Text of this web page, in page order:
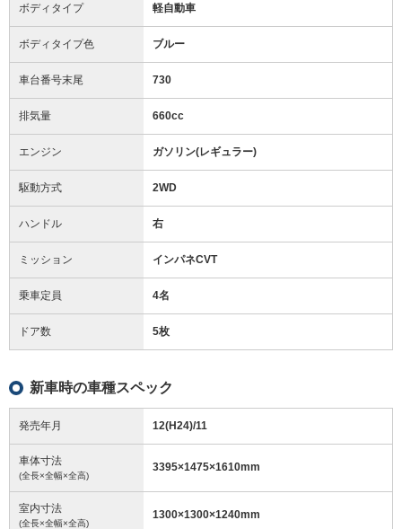
ボディタイプ 軽自動車
ボディタイプ色 ブルー
車台番号末尾 730
排気量 660cc
エンジン ガソリン(レギュラー)
駆動方式 2WD
ハンドル 右
ミッション インパネCVT
乗車定員 4名
ドア数 5枚
新車時の車種スペック
発売年月 12(H24)/11
車体寸法
(全長×全幅×全高)
3395×1475×1610mm
室内寸法
(全長×全幅×全高)
1300×1300×1240mm